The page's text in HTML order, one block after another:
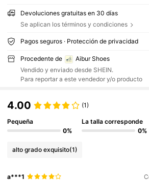
Devoluciones gratuitas en 30 días
Se aplican los términos y condiciones
Pagos seguros · Protección de privacidad
Procedente de
Aibur Shoes
Vendido y enviado desde SHEIN.
Para reportar a este vendedor y/o producto
4.00 (1)
Pequeña
0%
La talla corresponde
0%
alto grado exquisito(1)
a***1